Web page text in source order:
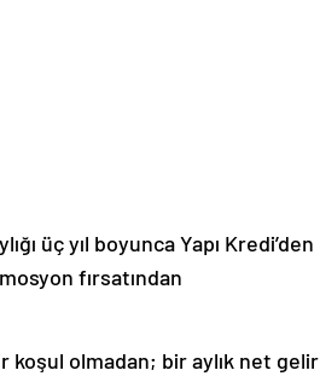
üç yıl boyunca Yapı Kredi’den
fırsatından
koşul olmadan; bir aylık net gelir